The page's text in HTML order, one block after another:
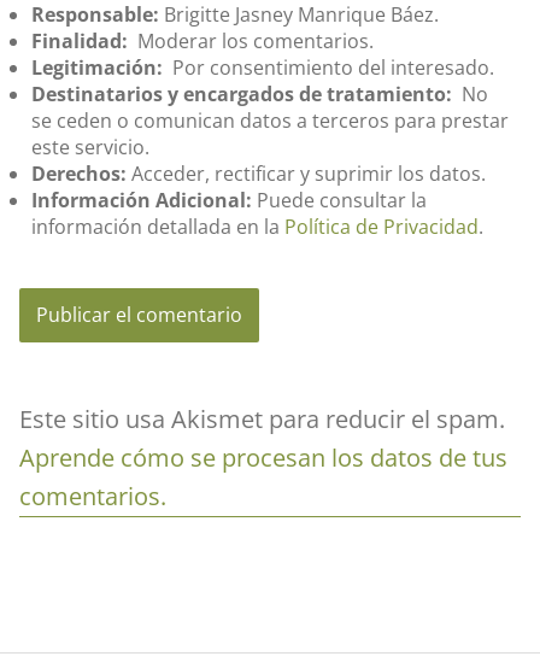
Responsable: Brigitte Jasney Manrique Báez.
Finalidad: Moderar los comentarios.
Legitimación: Por consentimiento del interesado.
Destinatarios y encargados de tratamiento: No
se ceden o comunican datos a terceros para prestar
este servicio.
Derechos: Acceder, rectificar y suprimir los datos.
Información Adicional: Puede consultar la
información detallada en la Política de Privacidad.
Este sitio usa Akismet para reducir el spam.
Aprende cómo se procesan los datos de tus
comentarios.